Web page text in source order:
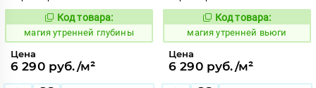
919892
Код товара:
магия утренней глубины
Цена
6 290 руб./м²
919889
Код товара:
магия утренней вьюги
Цена
6 290 руб./м²